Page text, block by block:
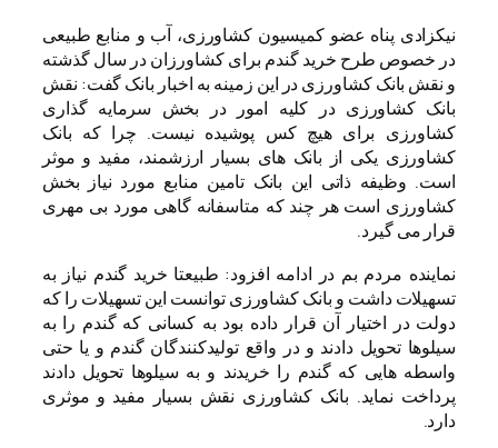
نیکزادی پناه عضو کمیسیون کشاورزی، آب و منابع طبیعی
در خصوص طرح خرید گندم برای کشاورزان در سال گذشته
و نقش بانک کشاورزی در این زمینه به اخبار بانک گفت: نقش
بانک کشاورزی در کلیه امور در بخش سرمایه گذاری
کشاورزی برای هیچ کس پوشیده نیست. چرا که بانک
کشاورزی یکی از بانک های بسیار ارزشمند، مفید و موثر
است. وظیفه ذاتی این بانک تامین منابع مورد نیاز بخش
کشاورزی است هر چند که متاسفانه گاهی مورد بی مهری
قرار می گیرد.
نماینده مردم بم در ادامه افزود: طبیعتا خرید گندم نیاز به
تسهیلات داشت و بانک کشاورزی توانست این تسهیلات را که
دولت در اختیار آن قرار داده بود به کسانی که گندم را به
سیلوها تحویل دادند و در واقع تولیدکنندگان گندم و یا حتی
واسطه هایی که گندم را خریدند و به سیلوها تحویل دادند
پرداخت نماید. بانک کشاورزی نقش بسیار مفید و موثری
دارد.